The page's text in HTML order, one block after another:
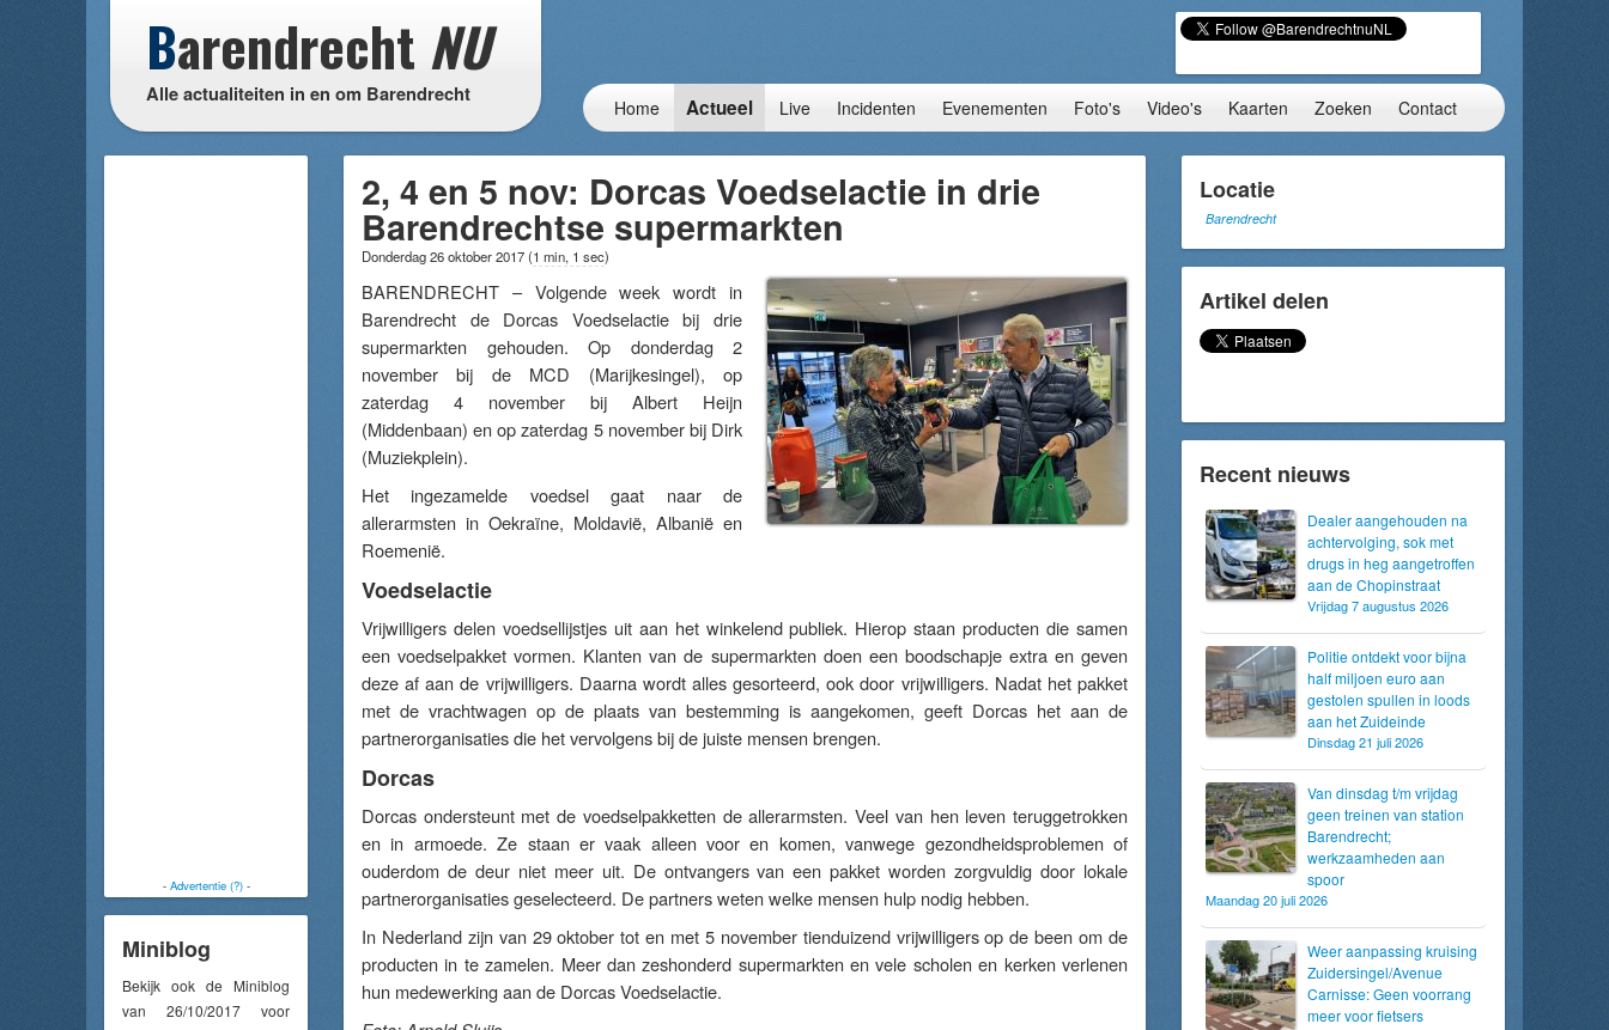
Barendrecht NU
Alle actualiteiten in en om Barendrecht
Home Actueel Live Incidenten Evenementen Foto's Video's Kaarten Zoeken Contact
- Advertentie (?)-
Miniblog
Bekijk ook de Miniblog
van 26/10/2017 voor
2, 4 en 5 nov: Dorcas Voedselactie in drie
Barendrechtse supermarkten
Donderdag 26 oktober 2017(1 min, 1 sec)
BARENDRECHT – Volgende week wordt in
Barendrecht de Dorcas Voedselactie bij drie
supermarkten gehouden. Op donderdag 2
november bij de MCD (Marijkesingel), op
zaterdag 4 november bij Albert Heijn
(Middenbaan) en op zaterdag 5 november bij Dirk
(Muziekplein).
Het ingezamelde voedsel gaat naar de
allerarmsten in Oekraïne, Moldavië, Albanië en
Roemenië.
Voedselactie
Vrijwilligers delen voedsellijstjes uit aan het winkelend publiek. Hierop staan producten die samen
een voedselpakket vormen. Klanten van de supermarkten doen een boodschapje extra en geven
deze af aan de vrijwilligers. Daarna wordt alles gesorteerd, ook door vrijwilligers. Nadat het pakket
met de vrachtwagen op de plaats van bestemming is aangekomen, geeft Dorcas het aan de
partnerorganisaties die het vervolgens bij de juiste mensen brengen.
Dorcas
Dorcas ondersteunt met de voedselpakketten de allerarmsten. Veel van hen leven teruggetrokken
en in armoede. Ze staan er vaak alleen voor en komen, vanwege gezondheidsproblemen of
ouderdom de deur niet meer uit. De ontvangers van een pakket worden zorgvuldig door lokale
partnerorganisaties geselecteerd. De partners weten welke mensen hulp nodig hebben.
In Nederland zijn van 29 oktober tot en met 5 november tienduizend vrijwilligers op de been om de
producten in te zamelen. Meer dan zeshonderd supermarkten en vele scholen en kerken verlenen
hun medewerking aan de Dorcas Voedselactie.
Locatie
Barendrecht
Artikel delen
Recent nieuws
Dealer aangehouden na
achtervolging, sok met
drugs in heg aangetroffen
aan de Chopinstraat
Vrijdag 7 augustus 2026
Politie ontdekt voor bijna
half miljoen euro aan
gestolen spullen in loods
aan het Zuideinde
Dinsdag 21 juli 2026
Van dinsdag t/m vrijdag
geen treinen van station
Barendrecht;
werkzaamheden aan
spoor
Maandag 20 juli 2026
Weer aanpassing kruising
Zuidersingel/Avenue
Carnisse: Geen voorrang
meer voor fietsers